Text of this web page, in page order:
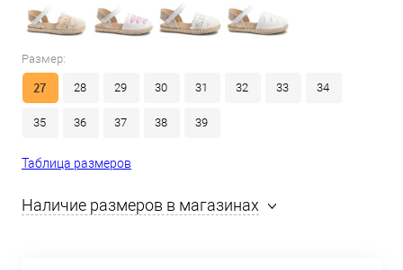
Размер:
27 28 29 30 31 32 33 34
35 36 37 38 39
Таблица размеров
Наличие размеров в магазинах